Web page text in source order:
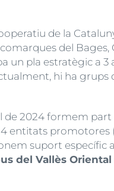
de la
del
un pla estratègic a
hi ha grups
de 2024 formem part
entitats promotores
suport específic
del Vallès